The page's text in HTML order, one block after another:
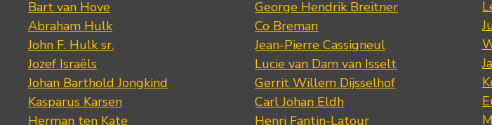
Bart van Hove
Abraham Hulk
John F. Hulk sr.
Jozef Israëls
Johan Barthold Jongkind
Kasparus Karsen
Herman ten Kate
George Hendrik Breitner
Co Breman
Jean-Pierre Cassigneul
Lucie van Dam van Isselt
Gerrit Willem Dijsselhof
Carl Johan Eldh
Henri Fantin-Latour